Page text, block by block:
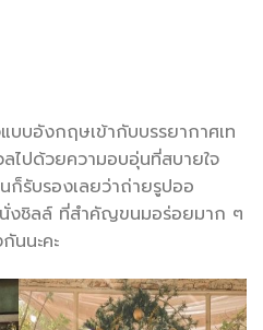
บบอังกฤษเข้ากับบรรยากาศเท
ไปด้วยความอบอุ่นที่สบายใจ
รับรองเลยว่าถ่ายรูปออ
นั่งชิลล์ ที่สำคัญขนมอร่อยมาก ๆ
นนะคะ